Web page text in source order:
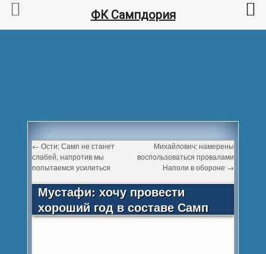
← Ости: Самп не станет
слабей, напротив мы
попытаемся усилиться
Михайлович: намерены
воспользоваться провалами
Наполи в обороне →
Мустафи: хочу провести
хороший год в составе Самп
ФК Сампдория